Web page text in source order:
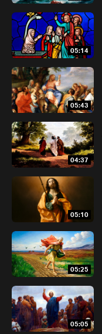
05:14
05:43
04:37
05:10
05:25
05:05